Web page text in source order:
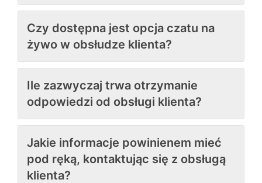
Czy dostępna jest opcja czatu na
żywo w obsłudze klienta?
Ile zazwyczaj trwa otrzymanie
odpowiedzi od obsługi klienta?
Jakie informacje powinienem mieć
pod ręką, kontaktując się z obsługą
klienta?